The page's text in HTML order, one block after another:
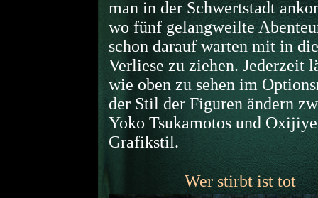
man in der Schwertstadt
wo fünf gelangweilte
schon darauf warten mit in die
Verliese zu ziehen. Jederzeit
wie oben zu sehen im
der Stil der Figuren ändern
Yoko Tsukamotos und
Grafikstil.
Wer stirbt ist tot